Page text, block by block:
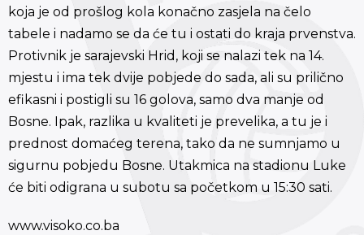
koja je od prošlog kola konačno zasjela na čelo
tabele i nadamo se da će tu i ostati do kraja prvenstva.
Protivnik je sarajevski Hrid, koji se nalazi tek na 14.
mjestu i ima tek dvije pobjede do sada, ali su prilično
efikasni i postigli su 16 golova, samo dva manje od
Bosne. Ipak, razlika u kvaliteti je prevelika, a tu je i
prednost domaćeg terena, tako da ne sumnjamo u
sigurnu pobjedu Bosne. Utakmica na stadionu Luke
će biti odigrana u subotu sa početkom u 15:30 sati.
www.visoko.co.ba